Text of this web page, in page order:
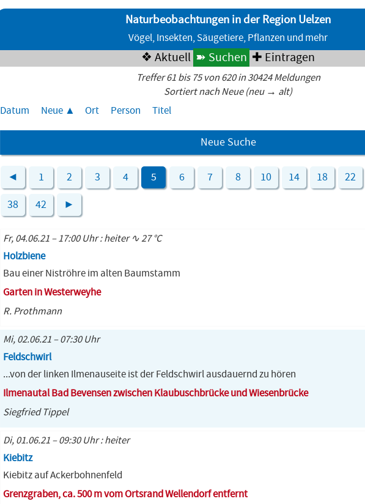
Naturbeobachtungen in der Region Uelzen
Vögel, Insekten, Säugetiere, Pflanzen und mehr
❖ Aktuell ➽ Suchen ✚ Eintragen
Treffer 61 bis 75 von 620 in 30424 Meldungen
Sortiert nach Neue (neu → alt)
Datum
Neue Ort Person Titel
Neue Suche
◄ 1 2 3 4 5 6 7 8 10 14 18 22
38 42 ►
Fr, 04.06.21 – 17:00 Uhr : heiter ∿ 27 °C
Holzbiene
Bau einer Niströhre im alten Baumstamm
Garten in Westerweyhe
R. Prothmann
Mi, 02.06.21 – 07:30 Uhr
Feldschwirl
...von der linken Ilmenauseite ist der Feldschwirl ausdauernd zu hören
Ilmenautal Bad Bevensen zwischen Klaubuschbrücke und Wiesenbrücke
Siegfried Tippel
Di, 01.06.21 – 09:30 Uhr : heiter
Kiebitz
Kiebitz auf Ackerbohnenfeld
Grenzgraben, ca. 500 m vom Ortsrand Wellendorf entfernt